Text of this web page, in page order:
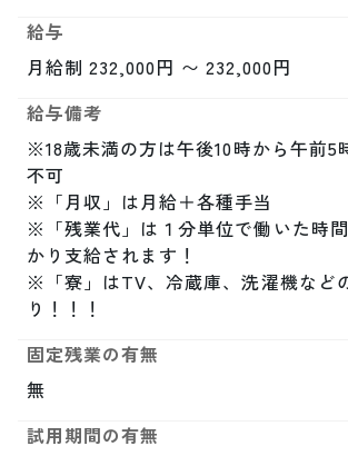
給与
月給制 232,000円 〜 232,000円
給与備考
※18歳未満の方は午後10時から午前5
不可
※「月収」は月給＋各種手当
※「残業代」は１分単位で働いた時
かり支給されます！
※「寮」はTV、冷蔵庫、洗濯機など
り！！！
固定残業の有無
無
試用期間の有無